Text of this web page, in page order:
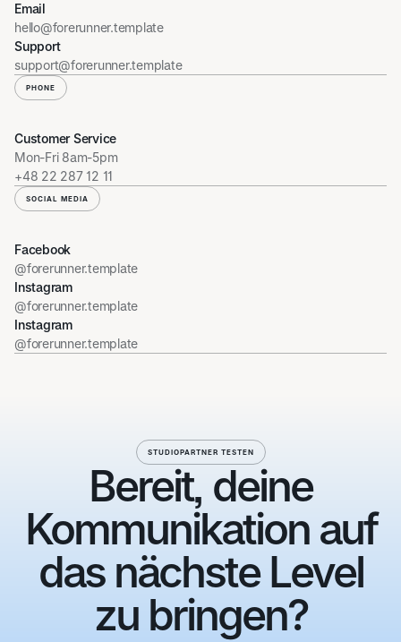
Email
hello@forerunner.template
Support
support@forerunner.template
PHONE
Customer Service
Mon-Fri 8am-5pm
+48 22 287 12 11
SOCIAL MEDIA
Facebook
@forerunner.template
Instagram
@forerunner.template
Instagram
@forerunner.template
STUDIOPARTNER TESTEN
Bereit, deine
Kommunikation auf
das nächste Level
zu bringen?